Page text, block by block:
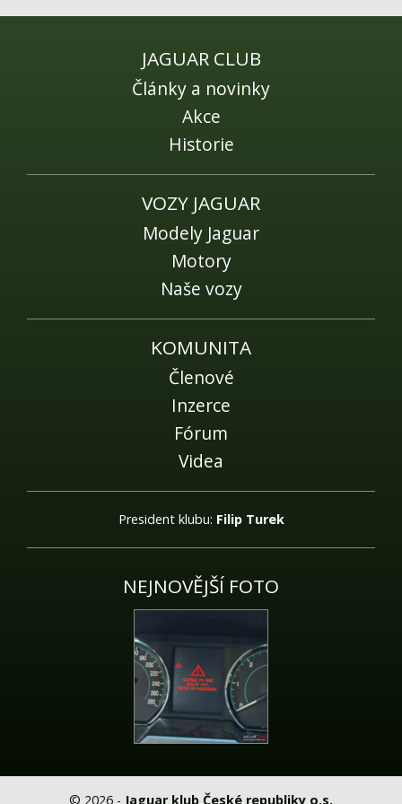
JAGUAR CLUB
Články a novinky
Akce
Historie
VOZY JAGUAR
Modely Jaguar
Motory
Naše vozy
KOMUNITA
Členové
Inzerce
Fórum
Videa
President klubu: Filip Turek
NEJNOVĚJŠÍ FOTO
© 2026 - Jaguar klub České republiky o.s.